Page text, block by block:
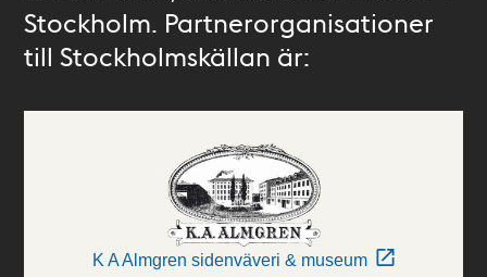
Stockholm. Partnerorganisationer
till Stockholmskällan är:
K A Almgren sidenväveri & museum